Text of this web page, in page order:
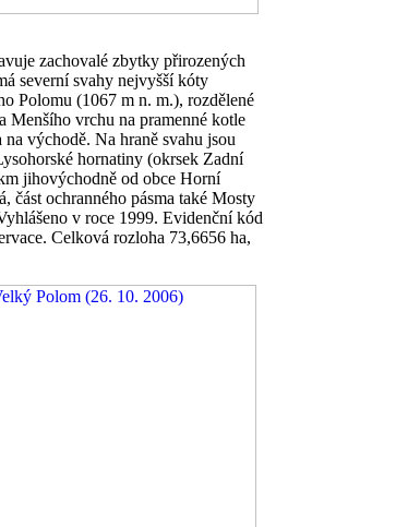
zachovalé zbytky přirozených
severní svahy nejvyšší kóty
Polomu (1067 m n. m.), rozdělené
Menšího vrchu na pramenné kotle
východě. Na hraně svahu jsou
hornatiny (okrsek Zadní
jihovýchodně od obce Horní
ochranného pásma také Mosty
v roce 1999. Evidenční kód
Celková rozloha 73,6656 ha,